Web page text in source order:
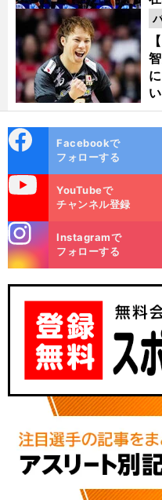
ok
Facebookで
フォローする
YouTubeで
チャンネル登録
m
Instagramで
フォローする